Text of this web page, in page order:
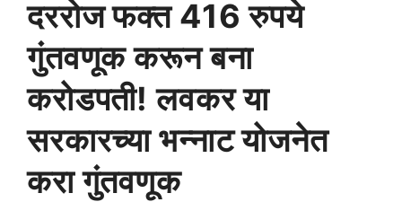
दररोज फक्त 416 रुपये
गुंतवणूक करून बना
करोडपती! लवकर या
सरकारच्या भन्नाट योजनेत
करा गुंतवणूक